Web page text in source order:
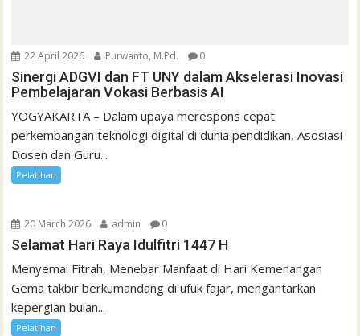
22 April 2026 Purwanto, M.Pd. 0
Sinergi ADGVI dan FT UNY dalam Akselerasi Inovasi
Pembelajaran Vokasi Berbasis AI
YOGYAKARTA – Dalam upaya merespons cepat
perkembangan teknologi digital di dunia pendidikan, Asosiasi
Dosen dan Guru...
Pelatihan
20 March 2026 admin 0
Selamat Hari Raya Idulfitri 1447 H
Menyemai Fitrah, Menebar Manfaat di Hari Kemenangan
Gema takbir berkumandang di ufuk fajar, mengantarkan
kepergian bulan...
Pelatihan